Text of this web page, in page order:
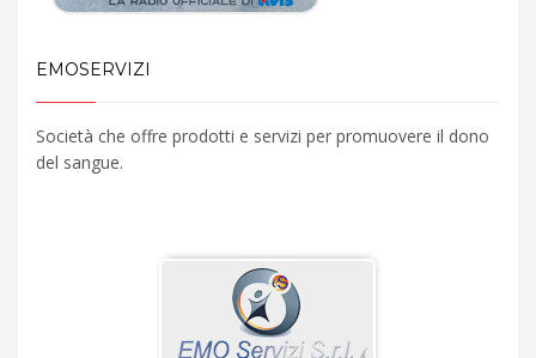
EMOSERVIZI
Società che offre prodotti e servizi per promuovere il dono
del sangue.